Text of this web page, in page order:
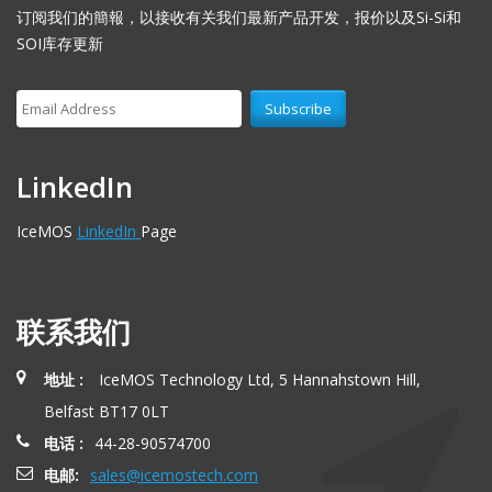
订阅我们的簡報，以接收有关我们最新产品开发，报价以及Si-Si和
SOI库存更新
LinkedIn
IceMOS LinkedIn Page
联系我们
地址 :
IceMOS Technology Ltd, 5 Hannahstown Hill,
Belfast BT17 0LT
电话 :
44-28-90574700
电邮:
sales@icemostech.com